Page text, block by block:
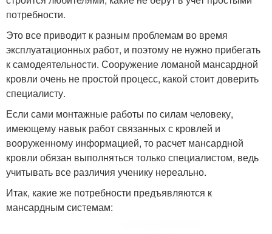
потребности.
Это все приводит к разным проблемам во время
эксплуатационных работ, и поэтому не нужно прибегать
к самодеятельности. Сооружение ломаной мансардной
кровли очень не простой процесс, какой стоит доверить
специалисту.
Если сами монтажные работы по силам человеку,
имеющему навык работ связанных с кровлей и
вооруженному информацией, то расчет мансардной
кровли обязан выполняться только специалистом, ведь
учитывать все различия ученику нереально.
Итак, какие же потребности предъявляются к
мансардным системам: